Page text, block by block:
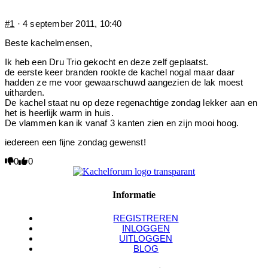
#1 · 4 september 2011, 10:40
Beste kachelmensen,
Ik heb een Dru Trio gekocht en deze zelf geplaatst.
de eerste keer branden rookte de kachel nogal maar daar
hadden ze me voor gewaarschuwd aangezien de lak moest
uitharden.
De kachel staat nu op deze regenachtige zondag lekker aan en
het is heerlijk warm in huis.
De vlammen kan ik vanaf 3 kanten zien en zijn mooi hoog.
iedereen een fijne zondag gewenst!
Klik
0
Klik
0
Informatie
REGISTREREN
INLOGGEN
UITLOGGEN
BLOG